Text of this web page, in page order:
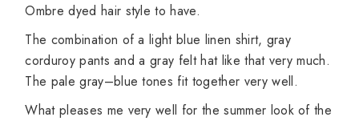
Ombre dyed hair style to have.
The combination of a light blue linen shirt, gray
corduroy pants and a gray felt hat like that very much.
The pale gray–blue tones fit together very well.
What pleases me very well for the summer look of the